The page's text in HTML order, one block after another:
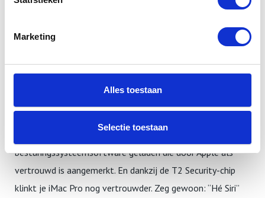
Marketing
Alles toestaan
Selectie toestaan
vormt voor versleutelde opslag en een veilige manier van
opstarten. Alle gegevens op de SSD worden versleuteld
met speciale AES-hardware. Dit heeft geen nadelige
gevolgen voor de prestaties van de SSD, terwijl de Intel
besturings­systeemsoftware geladen die door Apple als
vertrouwd is aangemerkt. En dankzij de T2 Security-chip
klinkt je iMac Pro nog vertrouwder. Zeg gewoon: “Hé Siri”